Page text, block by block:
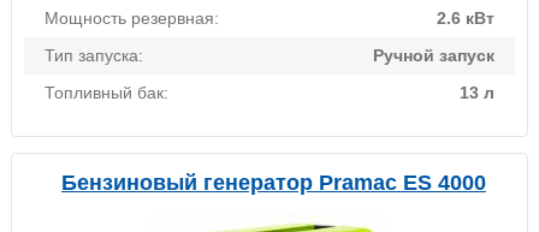
Мощность резервная:
2.6 кВт
Тип запуска:
Ручной запуск
Топливный бак:
13 л
Бензиновый генератор Pramac ES 4000